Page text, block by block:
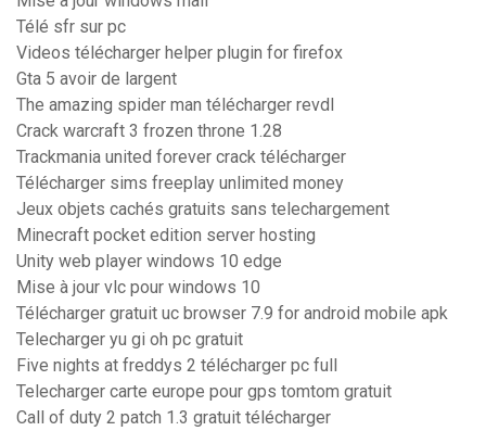
Télé sfr sur pc
Videos télécharger helper plugin for firefox
Gta 5 avoir de largent
The amazing spider man télécharger revdl
Crack warcraft 3 frozen throne 1.28
Trackmania united forever crack télécharger
Télécharger sims freeplay unlimited money
Jeux objets cachés gratuits sans telechargement
Minecraft pocket edition server hosting
Unity web player windows 10 edge
Mise à jour vlc pour windows 10
Télécharger gratuit uc browser 7.9 for android mobile apk
Telecharger yu gi oh pc gratuit
Five nights at freddys 2 télécharger pc full
Telecharger carte europe pour gps tomtom gratuit
Call of duty 2 patch 1.3 gratuit télécharger